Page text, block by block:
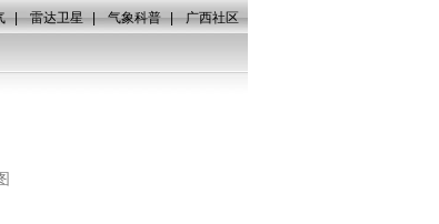
| 雷达卫星 | 气象科普 | 广西社区